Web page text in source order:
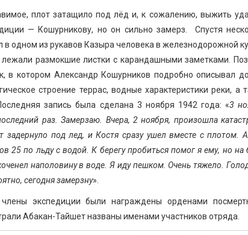
плот затащило под лёд и, к сожалению, выжить
— Кошурникову, но он сильно замерз. Спустя
одном из рукавов Казыра человека в железнодорожной
размокшие листки с карандашными заметками.
в котором Александр Кошурников подробно описывал
строение террас, водные характеристики реки, а
запись была сделана 3 ноября 1942 года: «3
раз. Замерзаю. Вчера, 2 ноября, произошла
задернуло под лед, и Костя сразу ушел вместе с плотом.
25 по льду с водой. К берегу пробиться помог я ему, но на
наполовину в воде. Я иду пешком. Очень тяжело.
сегодня замерзну».
члены экспедиции были награждены орденами
Абакан-Тайшет названы именами участников отряда.